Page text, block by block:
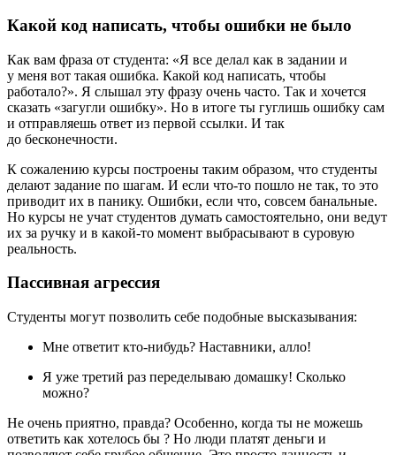
Какой код написать, чтобы ошибки не было
Как вам фраза от студента: «Я все делал как в задании и
у меня вот такая ошибка. Какой код написать, чтобы
работало?». Я слышал эту фразу очень часто. Так и хочется
сказать «загугли ошибку». Но в итоге ты гуглишь ошибку сам
и отправляешь ответ из первой ссылки. И так
до бесконечности.
К сожалению курсы построены таким образом, что студенты
делают задание по шагам. И если что‑то пошло не так, то это
приводит их в панику. Ошибки, если что, совсем банальные.
Но курсы не учат студентов думать самостоятельно, они ведут
их за ручку и в какой‑то момент выбрасывают в суровую
реальность.
Пассивная агрессия
Студенты могут позволить себе подобные высказывания:
Мне ответит кто‑нибудь? Наставники, алло!
Я уже третий раз переделываю домашку! Сколько
можно?
Не очень приятно, правда? Особенно, когда ты не можешь
ответить как хотелось бы ? Но люди платят деньги и